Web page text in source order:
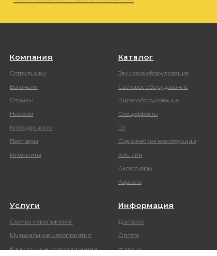
Компания
Сотрудники
Вакансии
Отзывы
Новости
Благодарности
Партнеры
Раквизиты
Каталог
Звуковое оборудование
Световое оборудование
Видеооборудование
Спецэффекты
DJ
Сценические конструкции
Бэклайн
Аксессуары
Караоке
Услуги
Съемка мероприятий
Музыкальные мероприятия
Корпоративные мероприятия
Информация
Доставка
Оплата
Новости